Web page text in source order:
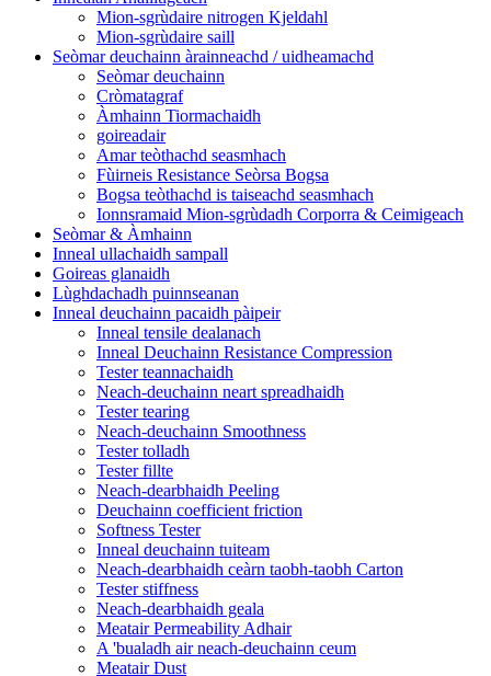
Mion-sgrùdaire nitrogen Kjeldahl
Mion-sgrùdaire saill
Seòmar deuchainn àrainneachd / uidheamachd
Seòmar deuchainn
Cròmatagraf
Àmhainn Tiormachaidh
goireadair
Amar teòthachd seasmhach
Fùirneis Resistance Seòrsa Bogsa
Bogsa teòthachd is taiseachd seasmhach
Ionnsramaid Mion-sgrùdadh Corporra & Ceimigeach
Seòmar & Àmhainn
Inneal ullachaidh sampall
Goireas glanaidh
Lùghdachadh puinnseanan
Inneal deuchainn pacaidh pàipeir
Inneal tensile dealanach
Inneal Deuchainn Resistance Compression
Tester teannachaidh
Neach-deuchainn neart spreadhaidh
Tester tearing
Neach-deuchainn Smoothness
Tester tolladh
Tester fillte
Neach-dearbhaidh Peeling
Deuchainn coefficient friction
Softness Tester
Inneal deuchainn tuiteam
Neach-dearbhaidh ceàrn taobh-taobh Carton
Tester stiffness
Neach-dearbhaidh geala
Meatair Permeability Adhair
A 'bualadh air neach-deuchainn ceum
Meatair Dust